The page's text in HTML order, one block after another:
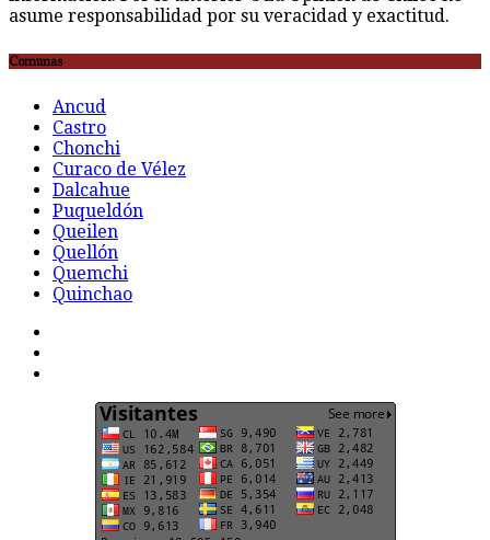
asume responsabilidad por su veracidad y exactitud.
Comunas
Ancud
Castro
Chonchi
Curaco de Vélez
Dalcahue
Puqueldón
Queilen
Quellón
Quemchi
Quinchao